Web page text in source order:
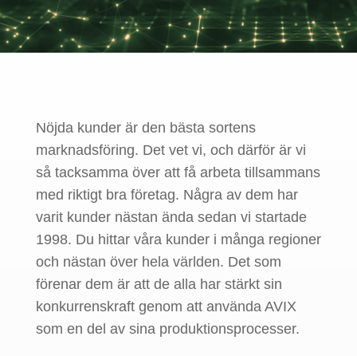
Nöjda kunder är den bästa sortens
marknadsföring. Det vet vi, och därför är vi
så tacksamma över att få arbeta tillsammans
med riktigt bra företag. Några av dem har
varit kunder nästan ända sedan vi startade
1998. Du hittar våra kunder i många regioner
och nästan över hela världen. Det som
förenar dem är att de alla har stärkt sin
konkurrenskraft genom att använda AVIX
som en del av sina produktionsprocesser.